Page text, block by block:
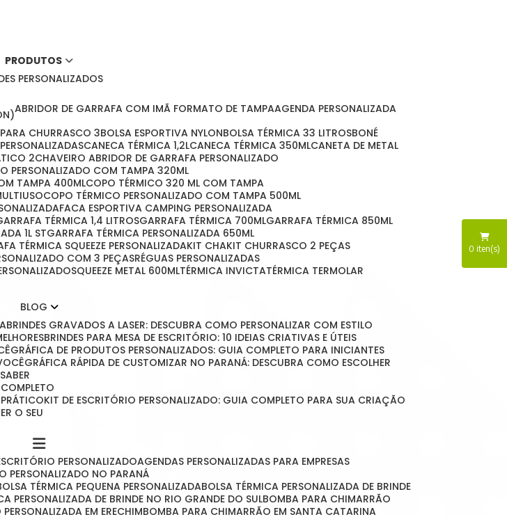
PRODUTOS
PERSONALIZADOS
ABRIDOR DE GARRAFA COM IMÃ FORMATO DE TAMPA AGENDA PERSONALIZADA
PARA CHURRASCO 3 BOLSA ESPORTIVA NYLON BOLSA TÉRMICA 33 LITROS BONÉ
CANECA TÉRMICA 1,2L CANECA TÉRMICA 350ML CANETA DE METAL
2
CHAVEIRO ABRIDOR DE GARRAFA PERSONALIZADO
PERSONALIZADO COM TAMPA 320ML
TAMPA 400ML
COPO TÉRMICO 320 ML COM TAMPA
COPO TÉRMICO PERSONALIZADO COM TAMPA 500ML
FACA ESPORTIVA CAMPING PERSONALIZADA
GARRAFA TÉRMICA 1,4 LITROS GARRAFA TÉRMICA 700ML
GARRAFA TÉRMICA 850ML
1L ST
GARRAFA TÉRMICA PERSONALIZADA 650ML
TÉRMICA SQUEEZE PERSONALIZADA KIT CHA KIT CHURRASCO 2 PEÇAS
COM 3 PEÇAS RÉGUAS PERSONALIZADAS
SQUEEZE METAL 600ML TÉRMICA INVICTA TÉRMICA TERMOLAR
BLOG
BRINDES GRAVADOS A LASER: DESCUBRA COMO PERSONALIZAR COM ESTILO
BRINDES PARA MESA DE ESCRITÓRIO: 10 IDEIAS CRIATIVAS E ÚTEIS
GRÁFICA DE PRODUTOS PERSONALIZADOS: GUIA COMPLETO PARA INICIANTES
GRÁFICA RÁPIDA DE CUSTOMIZAR NO PARANÁ: DESCUBRA COMO ESCOLHER
KIT DE ESCRITÓRIO PERSONALIZADO: GUIA COMPLETO PARA SUA CRIAÇÃO
O SEU
PERSONALIZADO AGENDAS PERSONALIZADAS PARA EMPRESAS
PERSONALIZADO NO PARANÁ
BOLSA TÉRMICA PEQUENA PERSONALIZADA BOLSA TÉRMICA PERSONALIZADA DE BRINDE
PERSONALIZADA DE BRINDE NO RIO GRANDE DO SUL BOMBA PARA CHIMARRÃO
EM ERECHIM BOMBA PARA CHIMARRÃO EM SANTA CATARINA
0 iten(s)